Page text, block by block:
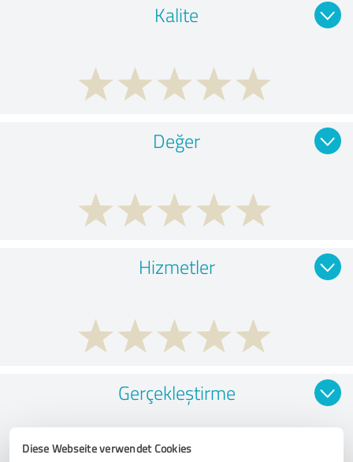
Diese Webseite verwendet Cookies
Kalite
Değer
Hizmetler
Gerçekleştirme